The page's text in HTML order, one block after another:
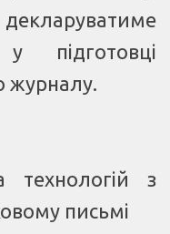
підготовці
журналу.
технологій з
письмі